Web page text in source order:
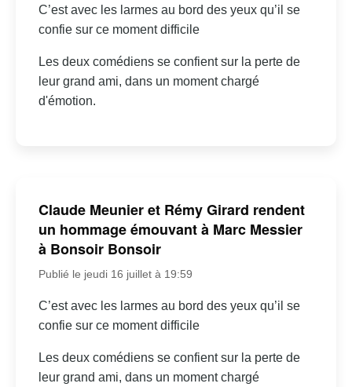
C’est avec les larmes au bord des yeux qu’il se
confie sur ce moment difficile
Les deux comédiens se confient sur la perte de
leur grand ami, dans un moment chargé
d'émotion.
Claude Meunier et Rémy Girard rendent
un hommage émouvant à Marc Messier
à Bonsoir Bonsoir
Publié le jeudi 16 juillet à 19:59
C’est avec les larmes au bord des yeux qu’il se
confie sur ce moment difficile
Les deux comédiens se confient sur la perte de
leur grand ami, dans un moment chargé